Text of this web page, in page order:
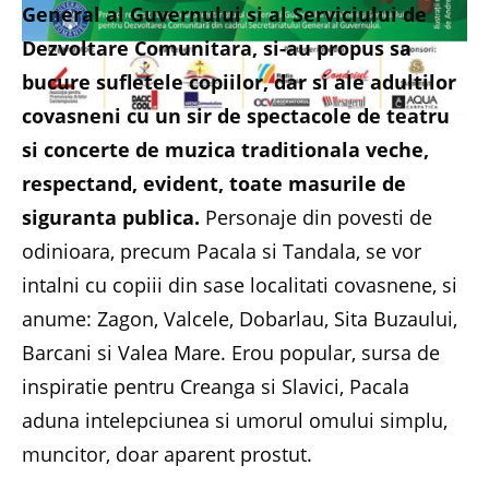
General al Guvernului si al Serviciului de
Dezvoltare Comunitara, si-au propus sa
bucure sufletele copiilor, dar si ale adultilor
covasneni cu un sir de spectacole de teatru
si concerte de muzica traditionala veche,
respectand, evident, toate masurile de
siguranta publica. Personaje din povesti de
odinioara, precum Pacala si Tandala, se vor
intalni cu copiii din sase localitati covasnene, si
anume: Zagon, Valcele, Dobarlau, Sita Buzaului,
Barcani si Valea Mare. Erou popular, sursa de
inspiratie pentru Creanga si Slavici, Pacala
aduna intelepciunea si umorul omului simplu,
muncitor, doar aparent prostut.